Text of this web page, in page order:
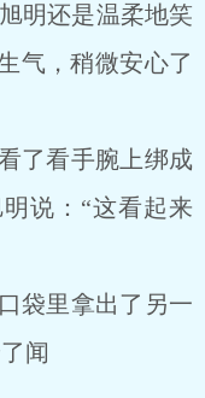
明还是温柔地笑
气，稍微安心了
看手腕上绑成
说：“这看起来
里拿出了另一
闻